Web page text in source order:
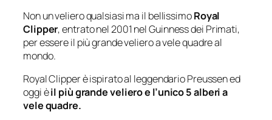
Non un veliero qualsiasi ma il bellissimoRoyal
Clipper, entrato nel 2001 nel Guinness dei Primati,
per essere il più grande veliero a vele quadre al
mondo.
Royal Clipper è ispirato al leggendario Preussen ed
oggi èil più grande veliero e l’unico 5 alberi a
vele quadre.